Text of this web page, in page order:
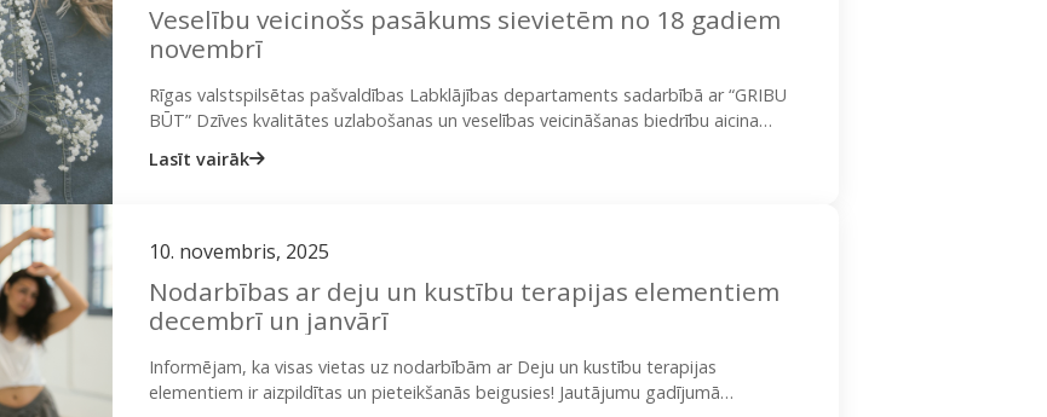
Veselību veicinošs pasākums sievietēm no 18 gadiem
novembrī
Rīgas valstspilsētas pašvaldības Labklājības departaments sadarbībā ar “GRIBU
BŪT” Dzīves kvalitātes uzlabošanas un veselības veicināšanas biedrību aicina
Lasīt vairāk
10. novembris, 2025
Nodarbības ar deju un kustību terapijas elementiem
decembrī un janvārī
Informējam, ka visas vietas uz nodarbībām ar Deju un kustību terapijas
elementiem ir aizpildītas un pieteikšanās beigusies! Jautājumu gadījumā